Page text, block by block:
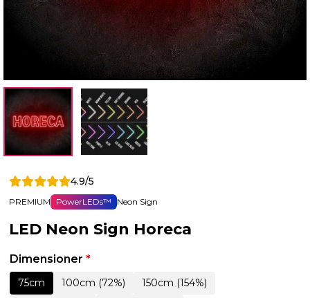
4.9/5
PREMIUM PowerLEDs™ Neon Sign
LED Neon Sign Horeca
Dimensioner *
75cm 100cm (72%)
150cm (154%)